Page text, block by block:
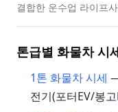
결합한 운수업 라이프
톤급별 화물차 시
1톤 화물차 시세
전기(포터EV/봉고